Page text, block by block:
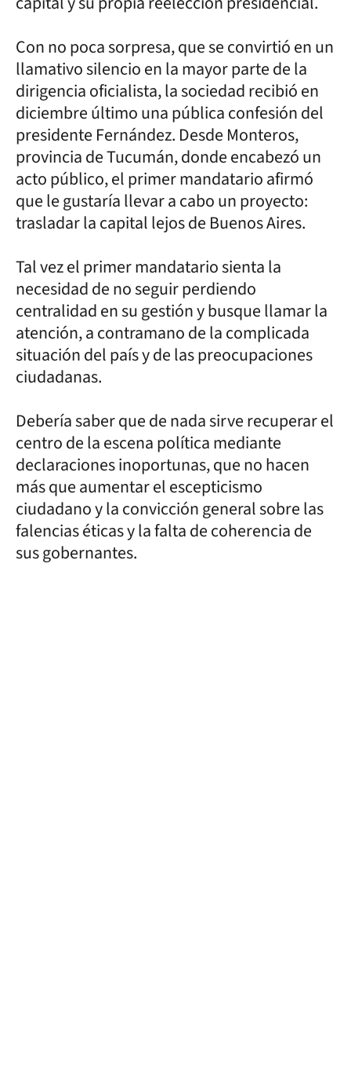
Con no poca sorpresa, que se convirtió en un
llamativo silencio en la mayor parte de la
dirigencia oficialista, la sociedad recibió en
diciembre último una pública confesión del
presidente Fernández. Desde Monteros,
provincia de Tucumán, donde encabezó un
acto público, el primer mandatario afirmó
que le gustaría llevar a cabo un proyecto:
trasladar la capital lejos de Buenos Aires.
Tal vez el primer mandatario sienta la
necesidad de no seguir perdiendo
centralidad en su gestión y busque llamar la
atención, a contramano de la complicada
situación del país y de las preocupaciones
ciudadanas.
Debería saber que de nada sirve recuperar el
centro de la escena política mediante
declaraciones inoportunas, que no hacen
más que aumentar el escepticismo
ciudadano y la convicción general sobre las
falencias éticas y la falta de coherencia de
sus gobernantes.